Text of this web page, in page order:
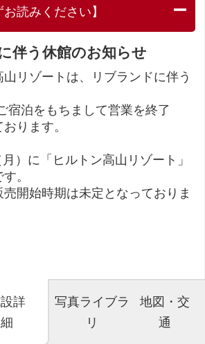
読みください】
伴う休館のお知らせ
リゾートは、リブランドに伴う
宿泊をもちまして営業を終了
ります。
）に「ヒルトン高山リゾート」
。
開始時期は未定となっておりま
詳
細
写真ライブラ
リ
地図・交
通